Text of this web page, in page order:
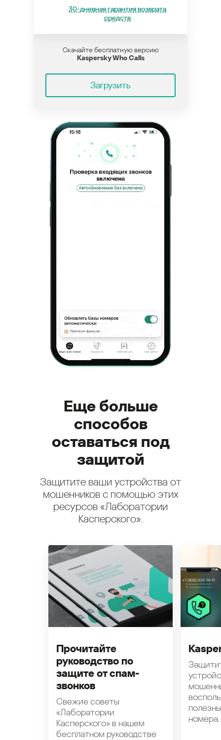
30-дневная гарантия возврата
средств
Скачайте бесплатную версию
Kaspersky Who Calls
Загрузить
Еще больше
способов
оставаться под
защитой
Защитите ваши устройства от
мошенников с помощью этих
ресурсов «Лаборатории
Касперского».
Прочитайте
руководство по
защите от спам-
звонков
Свежие советы
«Лаборатории
Касперского» в нашем
бесплатном руководстве
номера.